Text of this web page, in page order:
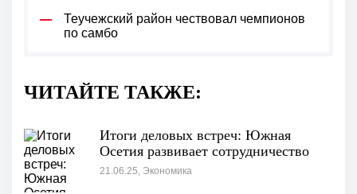
Теучежский район чествовал чемпионов
по самбо
ЧИТАЙТЕ ТАКЖЕ:
Итоги деловых встреч: Южная
Осетия развивает сотрудничество
21.06.25, Экономика